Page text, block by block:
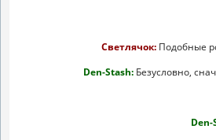
Светлячок:Подобные
Den-Stash:Безусловно,
Den-